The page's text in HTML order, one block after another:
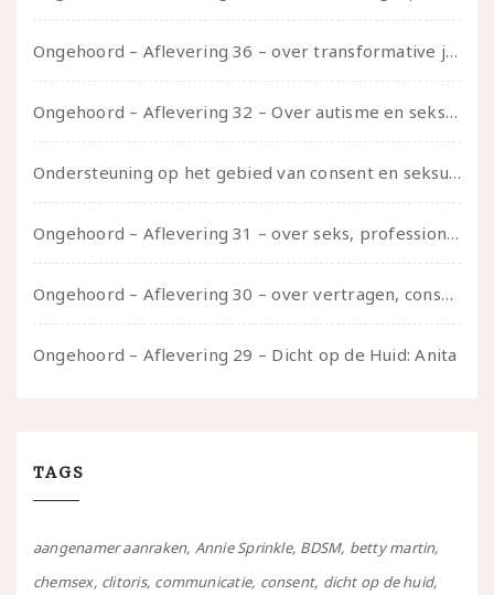
Ongehoord – Aflevering 36 – over transformative justice – in gesprek met Ella en carson
Ongehoord – Aflevering 32 – Over autisme en seksualiteit – in gesprek met Roos Reijbroek
Ondersteuning op het gebied van consent en seksualiteit
Ongehoord – Aflevering 31 – over seks, professioneel en persoonlijk, een gesprek met Marije
Ongehoord – Aflevering 30 – over vertragen, consent en negatieve gevoelens met Meg-John Barker
Ongehoord – Aflevering 29 – Dicht op de Huid: Anita
TAGS
aangenamer aanraken Annie Sprinkle BDSM betty martin
chemsex clitoris communicatie consent dicht op de huid